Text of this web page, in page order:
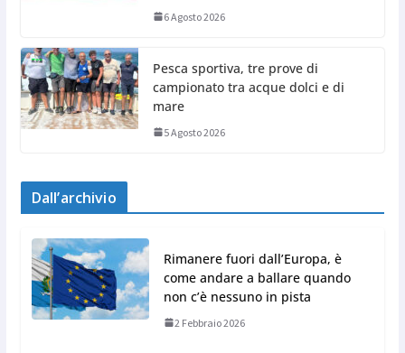
6 Agosto 2026
Pesca sportiva, tre prove di
campionato tra acque dolci e di
mare
5 Agosto 2026
Dall’archivio
Rimanere fuori dall’Europa, è
come andare a ballare quando
non c’è nessuno in pista
2 Febbraio 2026